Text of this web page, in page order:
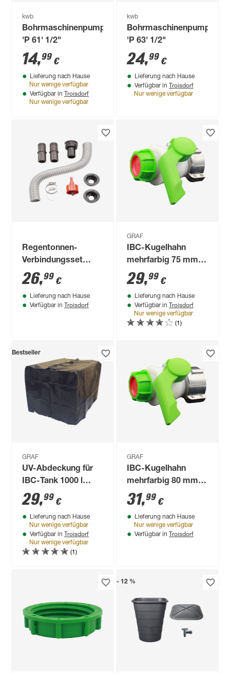
kwb
Bohrmaschinenpumpe
'P 61' 1/2"
14,99 €
Lieferung nach Hause
Nur wenige verfügbar
Verfügbar in Troisdorf
Nur wenige verfügbar
kwb
Bohrmaschinenpumpe
'P 63' 1/2"
24,99 €
Lieferung nach Hause
Verfügbar in Troisdorf
Nur wenige verfügbar
Regentonnen-
Verbindungsset
'Flex-Comfort' grau
Ø 20 mm
26,99 €
Lieferung nach Hause
Verfügbar in Troisdorf
GRAF
IBC-Kugelhahn
mehrfarbig 75 mm,
DN 50
29,99 €
Lieferung nach Hause
Verfügbar in Troisdorf
Nur wenige verfügbar
(1)
Bestseller
GRAF
UV-Abdeckung für
IBC-Tank 1000 l
schwarz
29,99 €
Lieferung nach Hause
Nur wenige verfügbar
Verfügbar in Troisdorf
Nur wenige verfügbar
(1)
GRAF
IBC-Kugelhahn
mehrfarbig 80 mm,
DN 50
31,99 €
Lieferung nach Hause
Nur wenige verfügbar
Verfügbar in Troisdorf
- 12 %